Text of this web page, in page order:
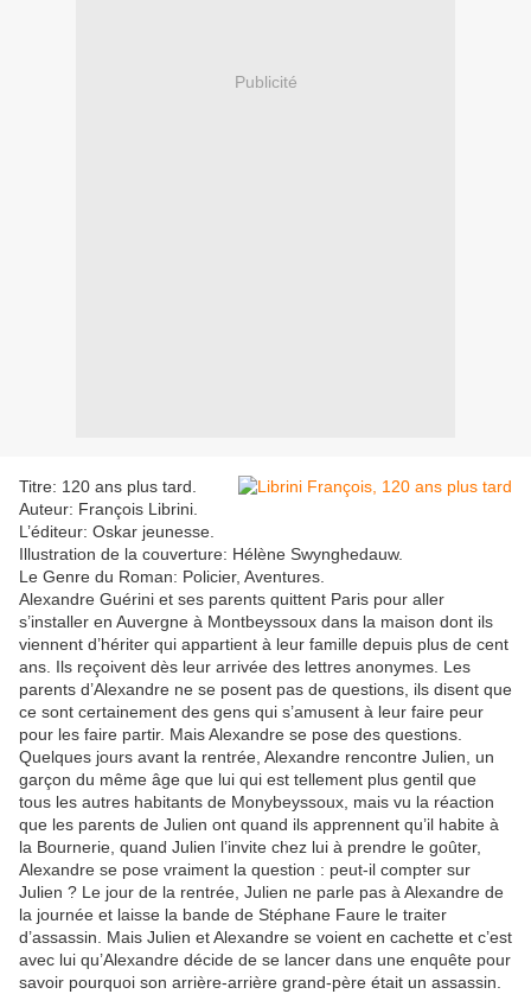
Publicité
Titre: 120 ans plus tard.
Auteur: François Librini.
L’éditeur: Oskar jeunesse.
Illustration de la couverture: Hélène Swynghedauw.
Le Genre du Roman: Policier, Aventures.
Alexandre Guérini et ses parents quittent Paris pour aller
s’installer en Auvergne à Montbeyssoux dans la maison dont ils
viennent d’hériter qui appartient à leur famille depuis plus de cent
ans. Ils reçoivent dès leur arrivée des lettres anonymes. Les
parents d’Alexandre ne se posent pas de questions, ils disent que
ce sont certainement des gens qui s’amusent à leur faire peur
pour les faire partir. Mais Alexandre se pose des questions.
Quelques jours avant la rentrée, Alexandre rencontre Julien, un
garçon du même âge que lui qui est tellement plus gentil que
tous les autres habitants de Monybeyssoux, mais vu la réaction
que les parents de Julien ont quand ils apprennent qu’il habite à
la Bournerie, quand Julien l’invite chez lui à prendre le goûter,
Alexandre se pose vraiment la question : peut-il compter sur
Julien ? Le jour de la rentrée, Julien ne parle pas à Alexandre de
la journée et laisse la bande de Stéphane Faure le traiter
d’assassin. Mais Julien et Alexandre se voient en cachette et c’est
avec lui qu’Alexandre décide de se lancer dans une enquête pour
savoir pourquoi son arrière-arrière grand-père était un assassin.